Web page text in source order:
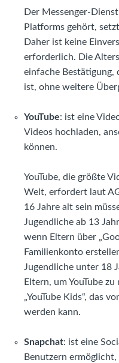
Der Messenger-
Platforms gehört,
Daher ist keine
erforderlich. Die
einfache Bestätigung,
ist, ohne weitere
YouTube: ist eine
Videos hochladen,
können.
YouTube, die größte
Welt, erfordert laut
16 Jahre alt sein
Jugendliche ab 13
wenn Eltern über
Familienkonto
Jugendliche unter 18
Eltern, um YouTube
„YouTube Kids“, das
werden kann.
Snapchat: ist eine
Benutzern